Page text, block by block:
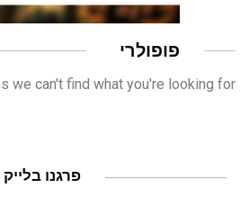
פופולרי
we can't find what you're looking for.
פרגנו בלייק